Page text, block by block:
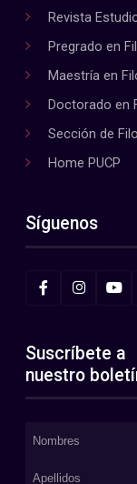
Revista
Pregrado en
Maestría en
Doctorado en
Sección de
Home PUCP
Síguenos
Suscríbete a
nuestro